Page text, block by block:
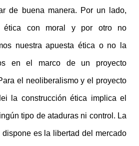
de buena manera. Por un lado,
ética con moral y por otro no
nuestra apuesta ética o no la
en el marco de un proyecto
el neoliberalismo y el proyecto
la construcción ética implica el
tipo de ataduras ni control. La
dispone es la libertad del mercado